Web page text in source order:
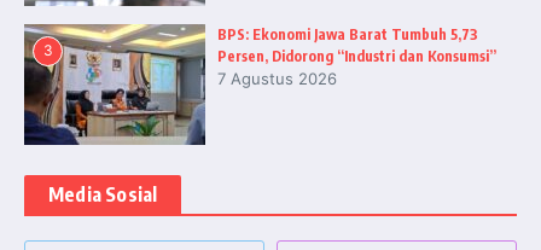
3
BPS: Ekonomi Jawa Barat Tumbuh 5,73
Persen, Didorong “Industri dan Konsumsi”
7 Agustus 2026
Media Sosial